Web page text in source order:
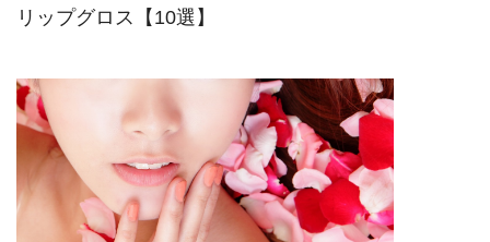
リップグロス【10選】